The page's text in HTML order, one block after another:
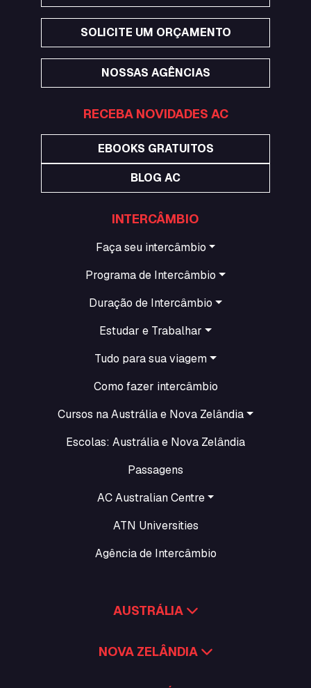
SOLICITE UM ORÇAMENTO
NOSSAS AGÊNCIAS
RECEBA NOVIDADES AC
EBOOKS GRATUITOS
BLOG AC
INTERCÂMBIO
Faça seu intercâmbio
Programa de Intercâmbio
Duração de Intercâmbio
Estudar e Trabalhar
Tudo para sua viagem
Como fazer intercâmbio
Cursos na Austrália e Nova Zelândia
Escolas: Austrália e Nova Zelândia
Passagens
AC Australian Centre
ATN Universities
Agência de Intercâmbio
AUSTRÁLIA
NOVA ZELÂNDIA